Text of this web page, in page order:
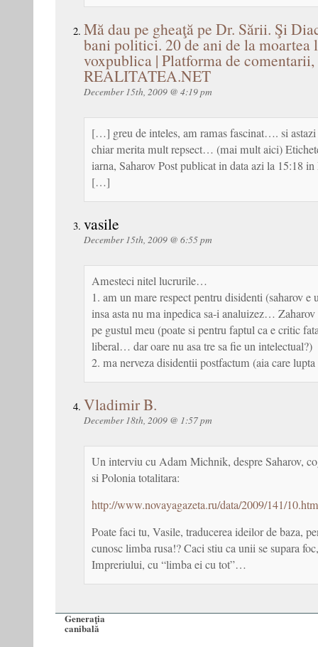
Mă dau pe gheaţă pe Dr. Sării. Şi
bani politici. 20 de ani de la moartea
voxpublica | Platforma de
REALITATEA.NET
December 15th, 2009 @ 4:19 pm
[…] greu de inteles, am ramas fascinat…. si
chiar merita mult repsect… (mai mult aici)
iarna, Saharov Post publicat in data azi la 15:18 in
[…]
vasile
December 15th, 2009 @ 6:55 pm
Amesteci nitel lucrurile…
1. am un mare respect pentru disidenti (saharov e
insa asta nu ma inpedica sa-i analuizez…
pe gustul meu (poate si pentru faptul ca e critic
liberal… dar oare nu asa tre sa fie un intelectual?)
2. ma nerveza disidentii postfactum (aia care
Vladimir B.
December 18th, 2009 @ 1:57 pm
Un interviu cu Adam Michnik, despre Saharov,
si Polonia totalitara:
http://www.novayagazeta.ru/data/2009/141/
Poate faci tu, Vasile, traducerea ideilor de baza,
cunosc limba rusa!? Caci stiu ca unii se supara
Impreriului, cu “limba ei cu tot”…
Generaţia
canibală